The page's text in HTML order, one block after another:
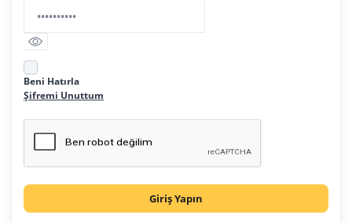
Beni Hatırla
Şifremi Unuttum
Giriş Yapın